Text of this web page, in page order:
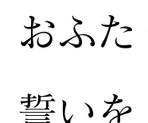
おふた
誓いを